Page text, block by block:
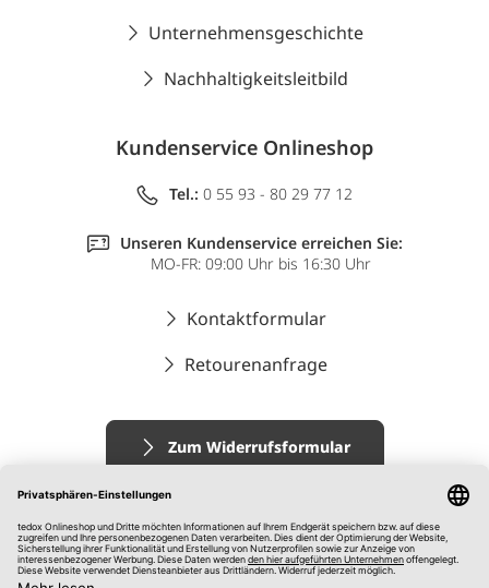
Unternehmensgeschichte
Nachhaltigkeitsleitbild
Kundenservice Onlineshop
Tel.: 0 55 93 - 80 29 77 12
Unseren Kundenservice erreichen Sie:
MO-FR: 09:00 Uhr bis 16:30 Uhr
Kontaktformular
Retourenanfrage
Zum Widerrufsformular
Impressum
AGB